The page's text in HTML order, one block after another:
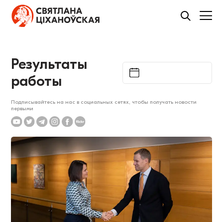
Результаты
работы
Подписывайтесь на нас в социальных сетях, чтобы получать новости
первыми